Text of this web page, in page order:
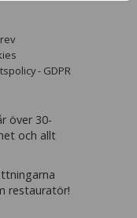
- GDPR
över 30-
och allt
restauratör!